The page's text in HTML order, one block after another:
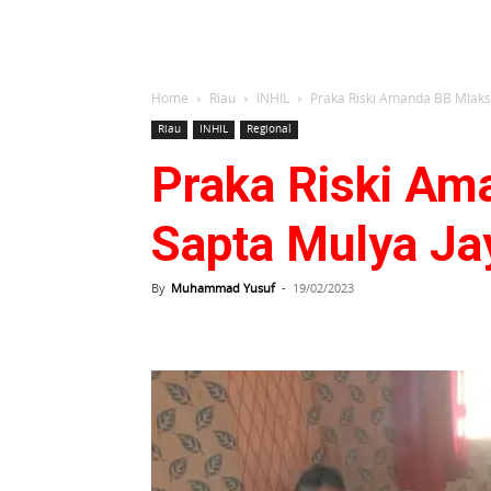
Home Riau INHIL Praka Riski Amanda BB
Riau INHIL Regional
Praka Riski
Sapta Mulya
By Muhammad Yusuf - 19/02/2023